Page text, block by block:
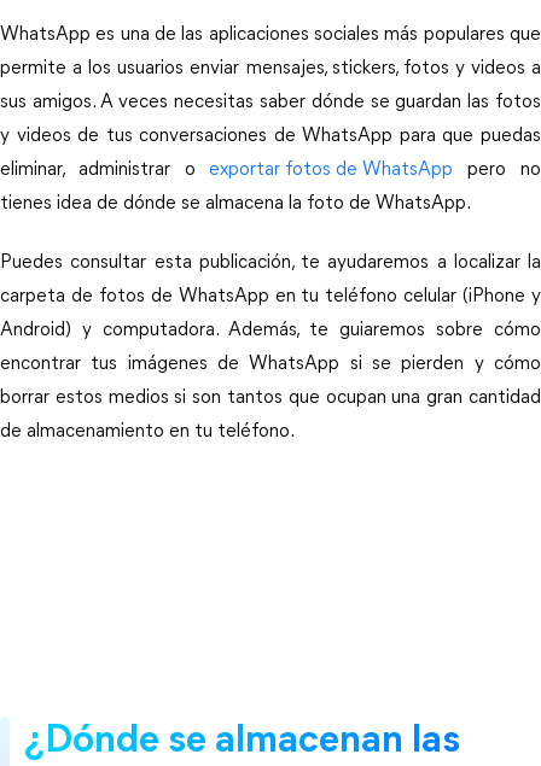
WhatsApp es una de las aplicaciones sociales más populares que
permite a los usuarios enviar mensajes, stickers, fotos y videos a
sus amigos. A veces necesitas saber dónde se guardan las fotos
y videos de tus conversaciones de WhatsApp para que puedas
eliminar, administrar oexportar fotos de WhatsApp pero no
tienes idea de dónde se almacena la foto de WhatsApp.
Puedes consultar esta publicación, te ayudaremos a localizar la
carpeta de fotos de WhatsApp en tu teléfono celular (iPhone y
Android) y computadora. Además, te guiaremos sobre cómo
encontrar tus imágenes de WhatsApp si se pierden y cómo
borrar estos medios si son tantos que ocupan una gran cantidad
de almacenamiento en tu teléfono.
¿Dónde se almacenan las